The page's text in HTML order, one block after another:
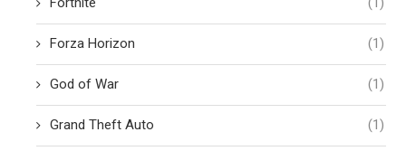
Forza Horizon (1)
God of War (1)
Grand Theft Auto (1)